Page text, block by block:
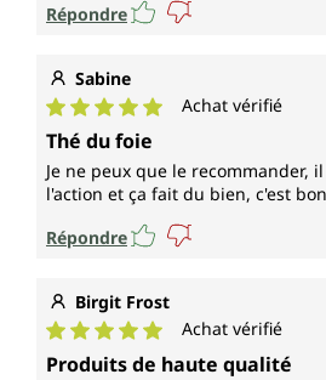
Répondre
Sabine
Note moyenne de 5 sur 5 étoiles
Achat vérifié
Thé du foie
Je ne peux que le recommander,
l'action et ça fait du bien, c'est
Répondre
Birgit Frost
Note moyenne de 5 sur 5 étoiles
Achat vérifié
Produits de haute qualité